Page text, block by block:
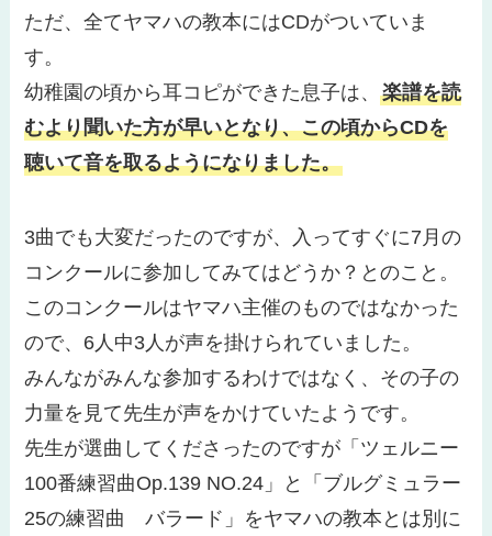
ただ、全てヤマハの教本にはCDがついていま
す。
幼稚園の頃から耳コピができた息子は、楽譜を読
むより聞いた方が早いとなり、この頃からCDを
聴いて音を取るようになりました。
3曲でも大変だったのですが、入ってすぐに7月の
コンクールに参加してみてはどうか？とのこと。
このコンクールはヤマハ主催のものではなかった
ので、6人中3人が声を掛けられていました。
みんながみんな参加するわけではなく、その子の
力量を見て先生が声をかけていたようです。
先生が選曲してくださったのですが「ツェルニー
100番練習曲Op.139 NO.24」と「ブルグミュラー
25の練習曲 バラード」をヤマハの教本とは別に